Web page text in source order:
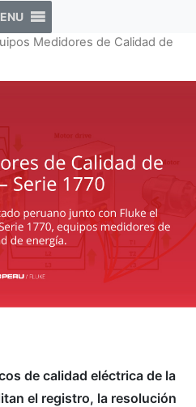
Medidores de Calidad de
de calidad eléctrica de la
el registro, la resolución